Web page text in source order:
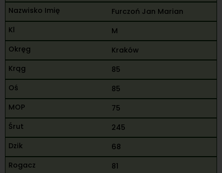
Furczoń Jan Marian
M
Kraków
85
85
75
245
68
81